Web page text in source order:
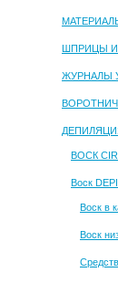
ШПРИЦЫ И
ЖУРНАЛЫ
ВОСК
Воск
Воск в
Воск